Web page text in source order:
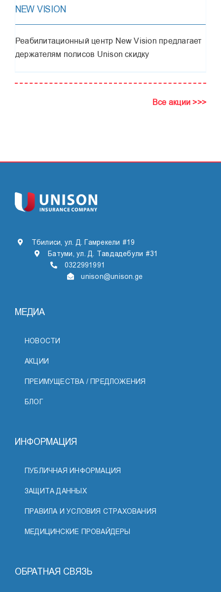
NEW VISION
Реабилитационный центр New Vision предлагает
держателям полисов Unison скидку
Все акции >>>
Тбилиси, ул. Д. Гамрекели #19
Батуми, ул. Д. Тавдадебули #31
0322991991
unison@unison.ge
МЕДИА
НОВОСТИ
АКЦИИ
ПРЕИМУЩЕСТВА / ПРЕДЛОЖЕНИЯ
БЛОГ
ИНФОРМАЦИЯ
ПУБЛИЧНАЯ ИНФОРМАЦИЯ
ЗАЩИТА ДАННЫХ
ПРАВИЛА И УСЛОВИЯ СТРАХОВАНИЯ
МЕДИЦИНСКИЕ ПРОВАЙДЕРЫ
ОБРАТНАЯ СВЯЗЬ